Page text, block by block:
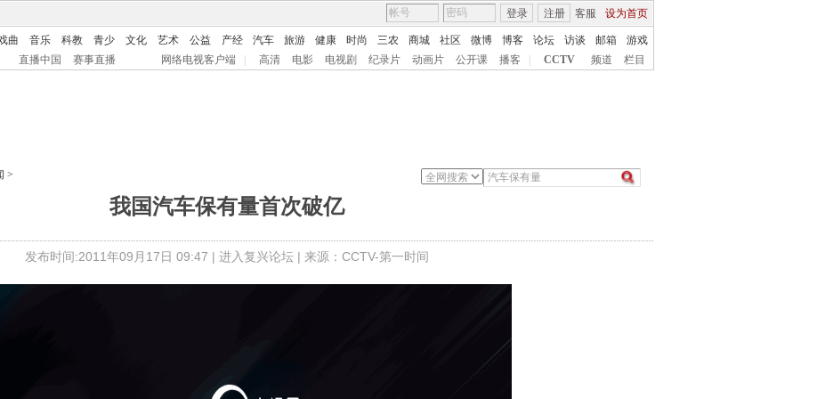
客服 设为首页
登录 注册
曲 音乐 科教 青少 文化 艺术 公益 产经 汽车 旅游 健康 时尚 三农 商城 社区 微博 博客 论坛 访谈 邮箱
游戏
直播中国 赛事直播 网络电视客户端 高清 电影 电视剧 纪录片 动画片 公开课 播客 CCTV 频道 栏目
>
我国汽车保有量首次破亿
发布时间:2011年09月17日 09:47 | 进入复兴论坛 | 来源：CCTV-第一时间